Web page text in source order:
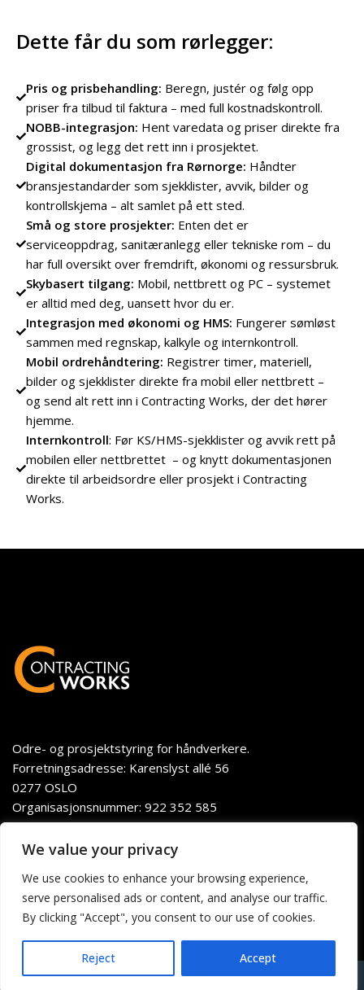
We value your privacy
We use cookies to enhance your browsing experience,
serve personalised ads or content, and analyse our traffic.
By clicking "Accept", you consent to our use of cookies.
Reject Accept
Dette får du som rørlegger:
Pris og prisbehandling: Beregn, justér og følg opp
priser fra tilbud til faktura – med full kostnadskontroll.
NOBB-integrasjon: Hent varedata og priser direkte fra
grossist, og legg det rett inn i prosjektet.
Digital dokumentasjon fra Rørnorge: Håndter
bransjestandarder som sjekklister, avvik, bilder og
kontrollskjema – alt samlet på ett sted.
Små og store prosjekter: Enten det er
serviceoppdrag, sanitæranlegg eller tekniske rom – du
har full oversikt over fremdrift, økonomi og ressursbruk.
Skybasert tilgang: Mobil, nettbrett og PC – systemet
er alltid med deg, uansett hvor du er.
Integrasjon med økonomi og HMS: Fungerer sømløst
sammen med regnskap, kalkyle og internkontroll.
Mobil ordrehåndtering: Registrer timer, materiell,
bilder og sjekklister direkte fra mobil eller nettbrett –
og send alt rett inn i Contracting Works, der det hører
hjemme.
Internkontroll: Før KS/HMS-sjekklister og avvik rett på
mobilen eller nettbrettet – og knytt dokumentasjonen
direkte til arbeidsordre eller prosjekt i Contracting
Works.
Odre- og prosjektstyring for håndverkere.
Forretningsadresse: Karenslyst allé 56
0277 OSLO
Organisasjonsnummer: 922 352 585
Support For utviklere Personvern
Vilkår
Neve| Powered byWordPress